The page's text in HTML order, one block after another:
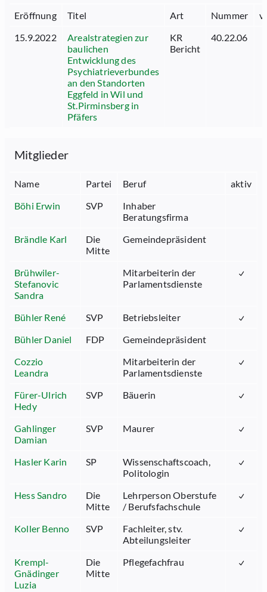
Eröffnung Titel Art Nummer
15.9.2022
Arealstrategien zur
baulichen
Entwicklung des
Psychiatrieverbundes
an den Standorten
Eggfeld in Wil und
St.Pirminsberg in
Pfäfers
KR
Bericht
40.22.06
Mitglieder
Name Partei Beruf
aktiv
Böhi Erwin
SVP
Inhaber
Beratungsfirma
Brändle Karl
Die
Mitte
Gemeindepräsident
Brühwiler-
Stefanovic
Sandra
Mitarbeiterin der
Parlamentsdienste
Bühler René SVP
Betriebsleiter
Bühler Daniel
FDP
Gemeindepräsident
Cozzio
Leandra
Mitarbeiterin der
Parlamentsdienste
Fürer-Ulrich
Hedy
SVP Bäuerin
Gahlinger
Damian
SVP Maurer
Hasler Karin SP
Wissenschaftscoach,
Politologin
Hess Sandro
Die
Mitte
Lehrperson Oberstufe
/ Berufsfachschule
Koller Benno
SVP
Fachleiter, stv.
Abteilungsleiter
Krempl-
Gnädinger
Luzia
Die
Mitte
Pflegefachfrau